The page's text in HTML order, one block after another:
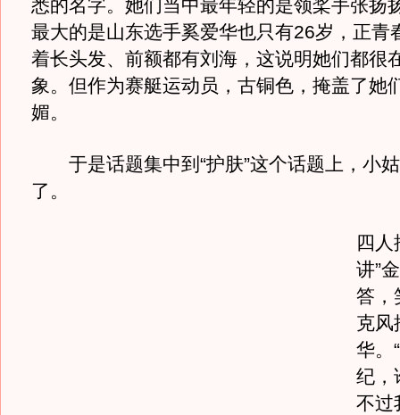
悉的名字。她们当中最年轻的是领桨手张扬
最大的是山东选手奚爱华也只有26岁，正青
着长头发、前额都有刘海，这说明她们都很
象。但作为赛艇运动员，古铜色，掩盖了她
媚。
于是话题集中到“护肤”这个话题上，小
了。
四人
讲”
答，
克风
华。
纪，
不过